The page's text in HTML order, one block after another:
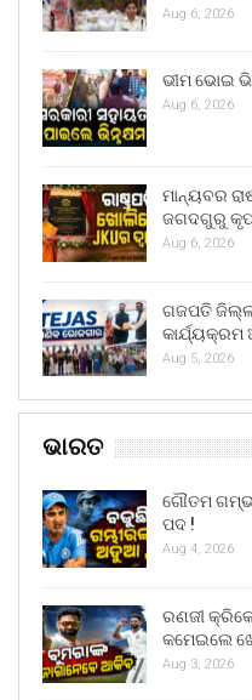
Aug 6, 2026
ଭୀମ ଭୋଇ
Aug 6, 2026
ମାନ୍ୟବର
ଜଗଦଗୁରୁ
Aug 6, 2026
ଗଜପତି
Aug 5, 2026
ଭାରତ
ଗୌତମ
ପଦ !
Aug 4, 2026
ରଣଜୀ
କମେଇଲେ
Aug 3, 2026